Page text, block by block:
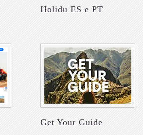
Holidu ES e PT
Get Your Guide